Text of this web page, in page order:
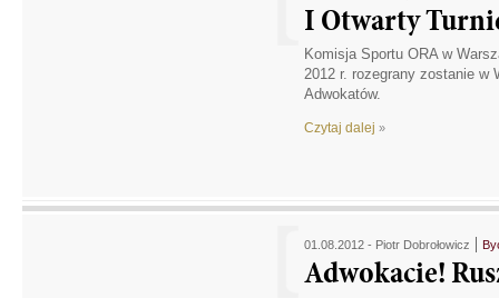
I Otwarty
Komisja Sportu ORA w
2012 r. rozegrany zostanie w
Adwokatów.
Czytaj dalej »
01.08.2012 - Piotr Dobrołowicz
Adwokacie!